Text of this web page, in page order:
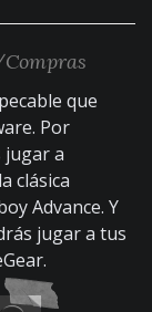
que
Por
jugar a
clásica
Advance. Y
jugar a tus